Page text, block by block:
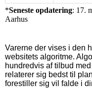
*Seneste opdatering: 17.
Aarhus
Varerne der vises i den
websitets algoritme.
hundredvis af tilbud
relaterer sig bedst til
forestiller sig vil falde i